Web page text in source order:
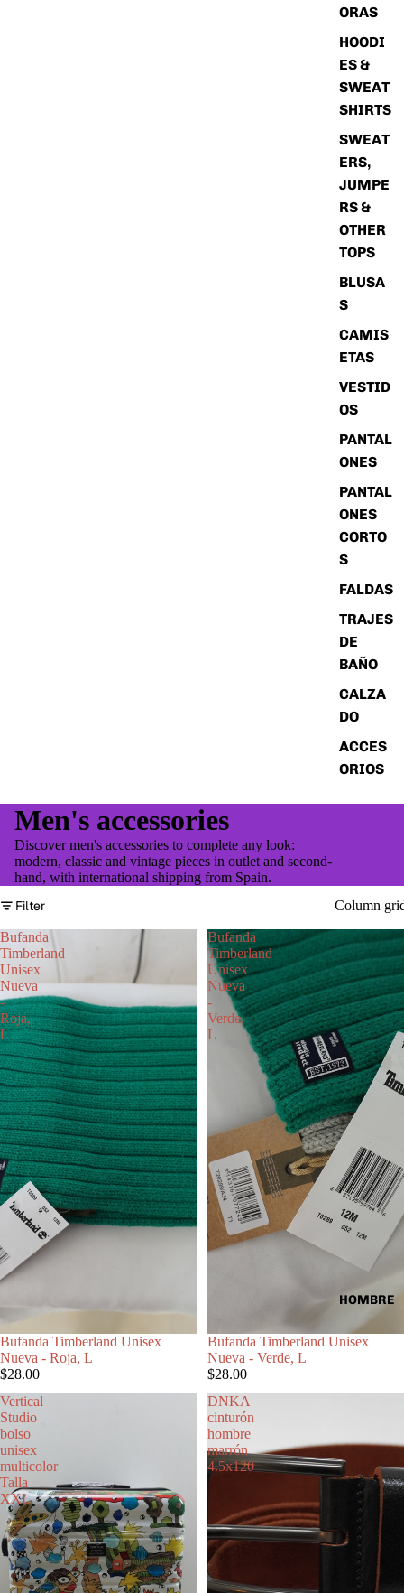
ORAS
HOODI
ES &
SWEAT
SHIRTS
SWEAT
ERS,
JUMPE
RS &
OTHER
TOPS
BLUSA
S
CAMIS
ETAS
VESTID
OS
PANTAL
ONES
PANTAL
ONES
CORTO
S
FALDAS
TRAJES
DE
BAÑO
CALZA
DO
ACCES
ORIOS
HOMBRE
Men's accessories
Discover men's accessories to complete any look:
modern, classic and vintage pieces in outlet and second-
hand, with international shipping from Spain.
Filter Column
Bufanda
Timberland
Unisex
Nueva
-
Roja,
L
Bufanda Timberland Unisex
Nueva - Roja, L
$28.00
Bufanda
Timberland
Unisex
Nueva
-
Verde,
L
Bufanda Timberland Unisex
Nueva - Verde, L
$28.00
Vertical
Studio
bolso
unisex
multicolor
Talla
XXL
DNKA
cinturón
hombre
marrón
4.5x120